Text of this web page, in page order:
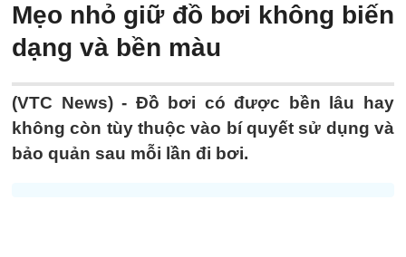
Mẹo nhỏ giữ đồ bơi không biến
dạng và bền màu
(VTC News) - Đồ bơi có được bền lâu hay
không còn tùy thuộc vào bí quyết sử dụng và
bảo quản sau mỗi lần đi bơi.